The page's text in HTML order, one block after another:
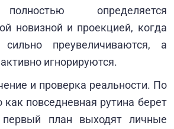
определяется
новизной и проекцией, когда
сильно преувеличиваются, а
игнорируются.
и проверка реальности. По
как повседневная рутина берет
план выходят личные